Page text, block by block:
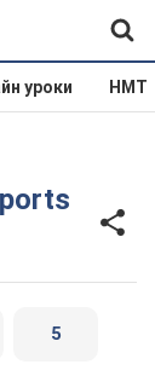
уроки НМТ
5